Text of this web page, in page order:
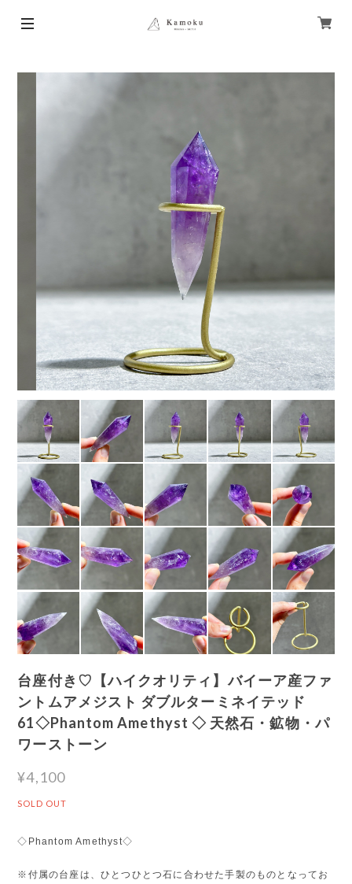
台座付き♡【ハイクオリティ】バイーア産ファ
ントムアメジスト ダブルターミネイテッド
61◇Phantom Amethyst ◇ 天然石・鉱物・パ
ワーストーン
¥4,100
SOLD OUT
◇Phantom Amethyst◇
※付属の台座は、ひとつひとつ石に合わせた手製のものとなってお